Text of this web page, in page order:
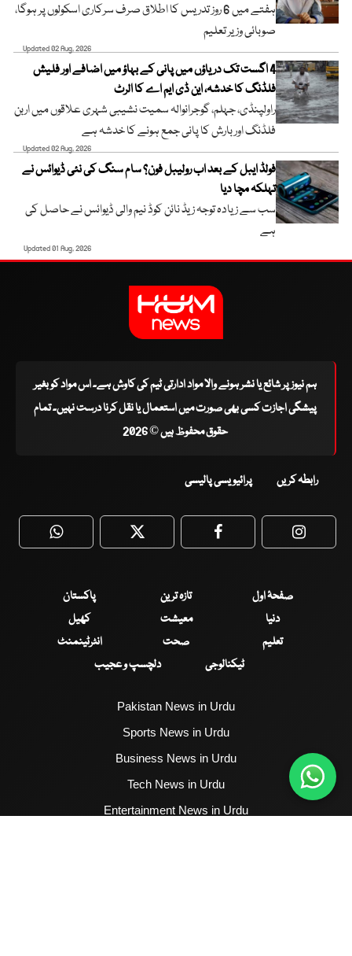
ہفتے میں 6 روز تدریس کا اطلاق صرف سرکاری اسکولوں پر ہوگا،
صوبائی وزیر تعلیم
Updated 02 Aug, 2026
4 اگست تک دریاؤں میں پانی کے بہاؤ میں اضافے اور فلیش
فلڈنگ کا خدشہ، این ڈی ایم اے کا الرٹ
راولپنڈی، جہلم، گوجرانوالہ سمیت نشیبی شہری علاقوں میں اربن
فلڈنگ اور بارش کا پانی جمع ہونے کا خدشہ ہے
Updated 02 Aug, 2026
فولڈ ایبل کے بعد اب رولیبل فون؟ سام سنگ کی نئی ڈیوائس نے
تہلکہ مچا دیا
سب سے زیادہ توجہ زیڈ نائن کوڈ نیم والی ڈیوائس نے حاصل کی
ہے
Updated 01 Aug, 2026
ہم نیوز پر شائع یا نشر ہونے والا مواد ادارتی ٹیم کی کاوش ہے۔ اس مواد کو بغیر
پیشگی اجازت کسی بھی صورت میں استعمال یا نقل کرنا درست نہیں۔ تمام
حقوق محفوظ ہیں © 2026
رابطہ کریں پرائیویسی پالیسی
WhatsApp Twitter Facebook
صفحۂ اول تازہ ترین
پاکستان
دنیا
معیشت
کھیل
تعلیم
صحت
انٹرٹینمنٹ
ٹیکنالوجی
دلچسپ و عجیب
Pakistan News in Urdu
Sports News in Urdu
Business News in Urdu
Tech News in Urdu
Entertainment News in Urdu